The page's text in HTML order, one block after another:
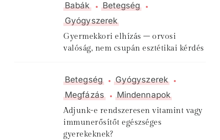
Babák
Betegség
Gyógyszerek
Gyermekkori elhízás – orvosi
valóság, nem csupán esztétikai kérdés
Betegség
Gyógyszerek
Megfázás
Mindennapok
Adjunk-e rendszeresen vitamint vagy
immunerősítőt egészséges
gyerekeknek?